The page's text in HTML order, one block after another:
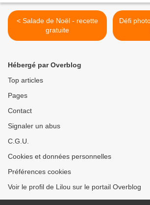
< Salade de Noël - recette
gratuite
Défi
Hébergé par Overblog
Top articles
Pages
Contact
Signaler un abus
C.G.U.
Cookies et données personnelles
Préférences cookies
Voir le profil de Lilou sur le portail Overblog